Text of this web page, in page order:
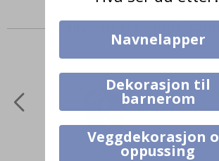
Produkter kjøpt
Navnelapper
Dekorasjon til
barnerom
Veggdekorasjon
oppussing